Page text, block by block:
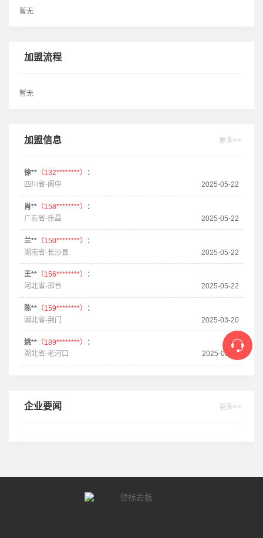
暂无
加盟流程
暂无
加盟信息 更多>>
徐**（132********）
：
四川省-阆中
2025-05-22
肖**（158********）
：
广东省-乐昌
2025-05-22
兰**（150********）
：
湖南省-长沙县
2025-05-22
王**（156********）
：
河北省-邢台
2025-05-22
陈**（159********）
：
湖北省-荆门
2025-03-20
姚**（189********）
：
湖北省-老河口
2025-03-11
企业要闻 更多>>